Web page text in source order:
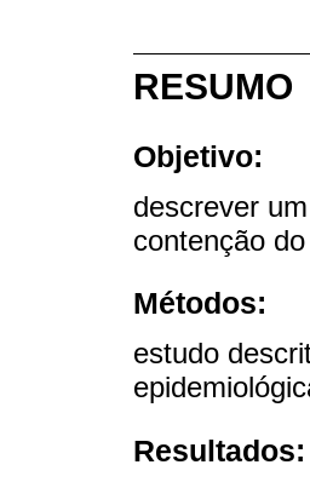
RESUMO
Objetivo:
descrever um
contenção
Métodos:
estudo
Resultados: